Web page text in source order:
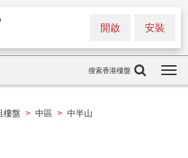
安裝
開啟
搜索香港樓盤
樓盤 > 中區 > 中半山